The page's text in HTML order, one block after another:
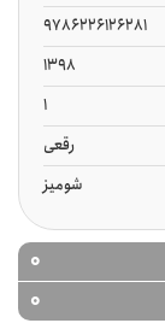
9786226126281
1398
1
رقعی
شومیز
0
0